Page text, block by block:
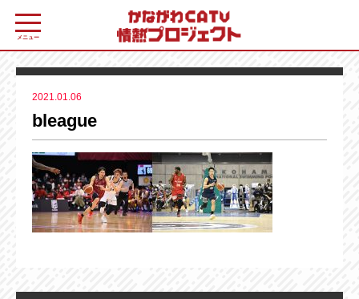
メニュー
2021.01.06
bleague